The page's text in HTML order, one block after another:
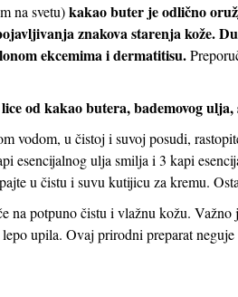
na svetu)kakao buter je odlično
znakova starenja kože.
ekcemima i dermatitisu.
od kakao butera, bademovog
vodom, u čistoj i suvoj posudi,
esencijalnog ulja smilja i 3 kapi
u čistu i suvu kutijicu za kremu.
na potpuno čistu i vlažnu kožu.
upila. Ovaj prirodni preparat